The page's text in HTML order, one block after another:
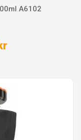
A6102